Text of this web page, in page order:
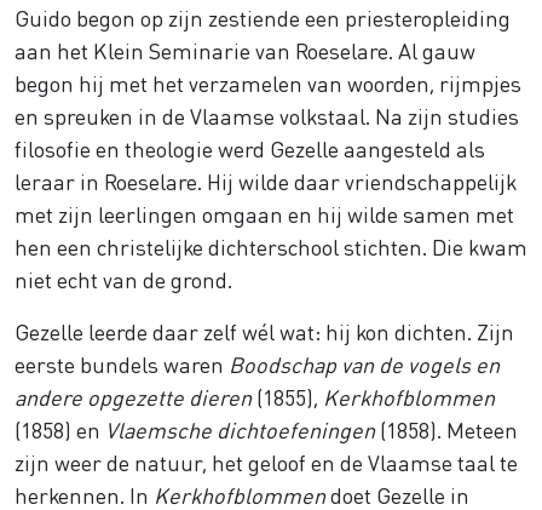
Guido begon op zijn zestiende een priesteropleiding
aan het Klein Seminarie van Roeselare. Al gauw
begon hij met het verzamelen van woorden, rijmpjes
en spreuken in de Vlaamse volkstaal. Na zijn studies
filosofie en theologie werd Gezelle aangesteld als
leraar in Roeselare. Hij wilde daar vriendschappelijk
met zijn leerlingen omgaan en hij wilde samen met
hen een christelijke dichterschool stichten. Die kwam
niet echt van de grond.
Gezelle leerde daar zelf wél wat: hij kon dichten. Zijn
eerste bundels waren Boodschap van de vogels en
andere opgezette dieren(1855), Kerkhofblommen
(1858) en Vlaemsche dichtoefeningen(1858). Meteen
zijn weer de natuur, het geloof en de Vlaamse taal te
herkennen. In Kerkhofblommendoet Gezelle in